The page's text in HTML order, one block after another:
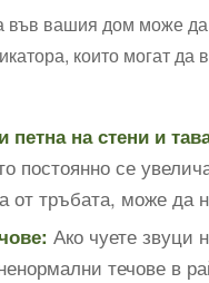
във вашия дом може
които могат
на стени и
постоянно се
тръбата, може да
Ако чуете звуци
течове в